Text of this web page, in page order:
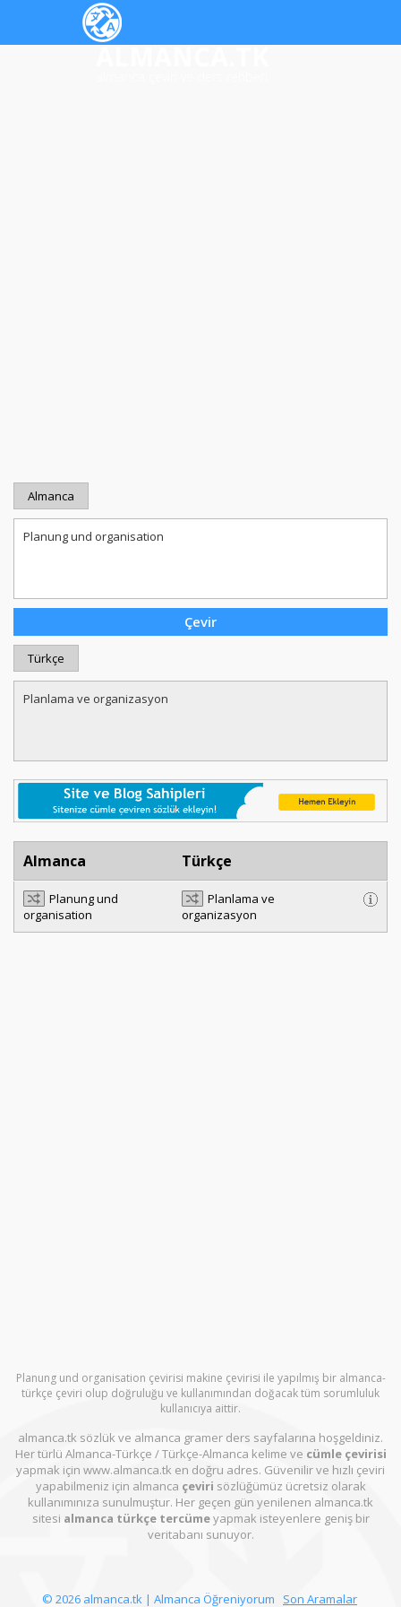
ALMANCA.TK
Almanca
Türkçe
Almanca Türkçe
Planung und
organisation
Planlama ve
organizasyon
Planung und organisation çevirisi makine çevirisi ile yapılmış bir almanca-
türkçe çeviri olup doğruluğu ve kullanımından doğacak tüm sorumluluk
kullanıcıya aittir.
almanca.tk sözlük ve almanca gramer ders sayfalarına hoşgeldiniz.
Her türlü Almanca-Türkçe / Türkçe-Almanca kelime ve cümle çevirisi
yapmak için www.almanca.tk en doğru adres. Güvenilir ve hızlı çeviri
yapabilmeniz için almanca çeviri sözlüğümüz ücretsiz olarak
kullanımınıza sunulmuştur. Her geçen gün yenilenen almanca.tk
sitesi almanca türkçe tercümeyapmak isteyenlere geniş bir
veritabanı sunuyor.
© 2026 almanca.tk | Almanca Öğreniyorum Son Aramalar